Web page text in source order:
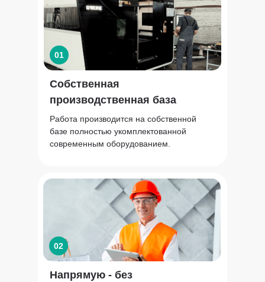
Собственная
производственная база
Работа производится на собственной
базе полностью укомплектованной
современным оборудованием.
01
Напрямую - без
02